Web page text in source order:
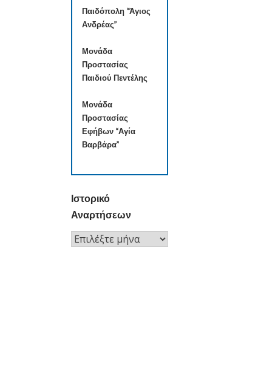
Παιδόπολη “Άγιος
Ανδρέας”
Μονάδα
Προστασίας
Παιδιού Πεντέλης
Μονάδα
Προστασίας
Εφήβων “Αγία
Βαρβάρα”
Ιστορικό
Αναρτήσεων
Ιστορικό